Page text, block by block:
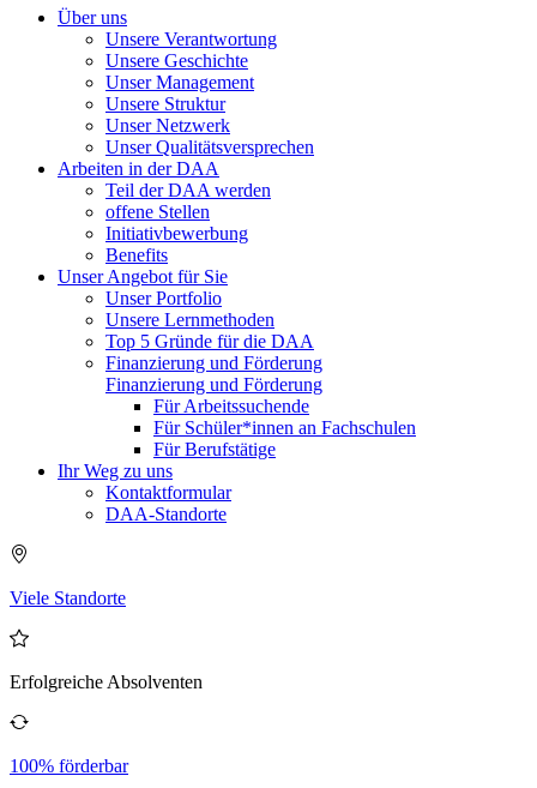
Über uns
Unsere Verantwortung
Unsere Geschichte
Unser Management
Unsere Struktur
Unser Netzwerk
Unser Qualitätsversprechen
Arbeiten in der DAA
Teil der DAA werden
offene Stellen
Initiativbewerbung
Benefits
Unser Angebot für Sie
Unser Portfolio
Unsere Lernmethoden
Top 5 Gründe für die DAA
Finanzierung und Förderung
Finanzierung und Förderung
Für Arbeitssuchende
Für Schüler*innen an Fachschulen
Für Berufstätige
Ihr Weg zu uns
Kontaktformular
DAA-Standorte
Viele Standorte
Erfolgreiche Absolventen
100% förderbar